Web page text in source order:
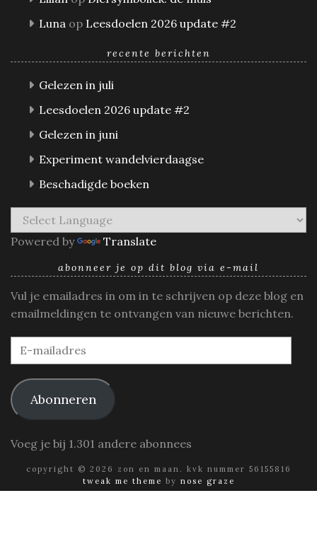
Luna op Leesdoelen 2026 update #2
recente berichten
Gelezen in juli
Leesdoelen 2026 update #2
Gelezen in juni
Experiment wandelvierdaagse
Beschadigde boeken
Powered by Translate
abonneer je op dit blog via e-mail
Vul je emailadres in om in te schrijven op deze blog en
emailmeldingen te ontvangen van nieuwe berichten.
E-
mailadres
Abonneren
Voeg je bij 1.301 andere abonnees
copyright © 2026 zon en maan. kvk nummer 56155816
tweak me theme by nose graze